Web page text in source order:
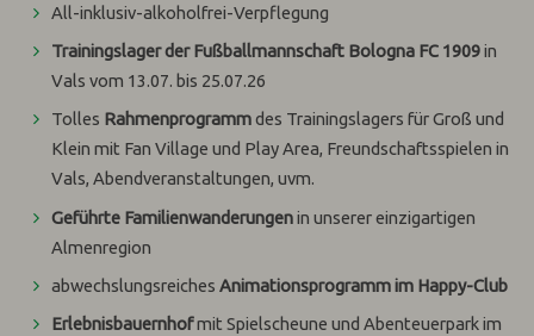
All-inklusiv-alkoholfrei-Verpflegung
Trainingslager der Fußballmannschaft Bologna FC 1909in
Vals vom 13.07. bis 25.07.26
Tolles Rahmenprogrammdes Trainingslagers für Groß und
Klein mit Fan Village und Play Area, Freundschaftsspielen in
Vals, Abendveranstaltungen, uvm.
Geführte Familienwanderungenin unserer einzigartigen
Almenregion
abwechslungsreichesAnimationsprogramm im Happy-Club
Erlebnisbauernhofmit Spielscheune und Abenteuerpark im